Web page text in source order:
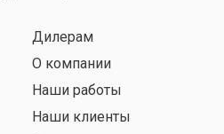
Дилерам
О компании
Наши работы
Наши клиенты